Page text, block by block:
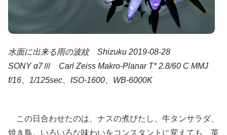
水面に出来る雨の波紋 Shizuku 2019-08-28
SONY α7Ⅲ Carl Zeiss Makro-Planar T* 2.8/60 C MMJ
f/16、1/125sec、ISO-1600、WB-6000K
この日合わせたのは、ナスの煮びたし、牛タンサラダ、
焼き鳥。いろいろな味わいをコンスタントに変えても、英